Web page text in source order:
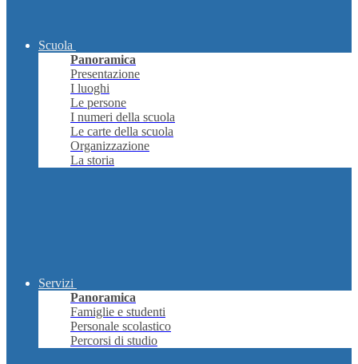
Scuola
Panoramica
Presentazione
I luoghi
Le persone
I numeri della scuola
Le carte della scuola
Organizzazione
La storia
Servizi
Panoramica
Famiglie e studenti
Personale scolastico
Percorsi di studio